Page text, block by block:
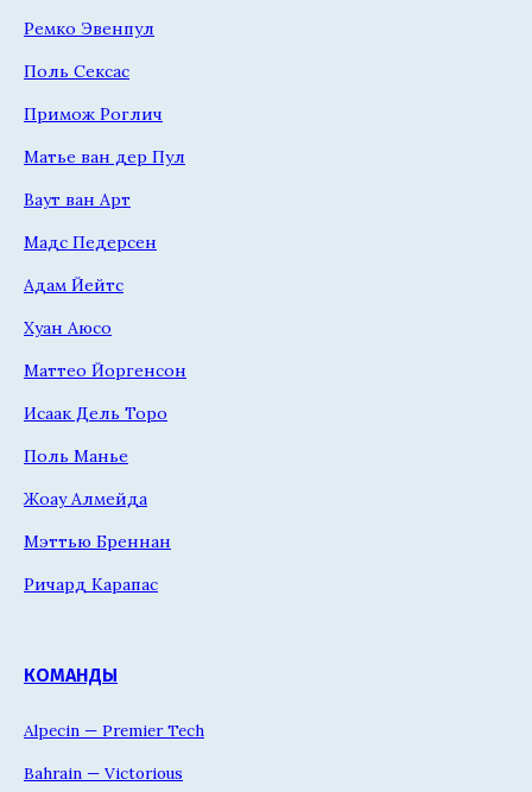
Ремко Эвенпул
Поль Сексас
Примож Роглич
Матье ван дер Пул
Ваут ван Арт
Мадс Педерсен
Адам Йейтс
Хуан Аюсо
Маттео Йоргенсон
Исаак Дель Торо
Поль Манье
Жоау Алмейда
Мэттью Бреннан
Ричард Карапас
КОМАНДЫ
Alpecin — Premier Tech
Bahrain — Victorious